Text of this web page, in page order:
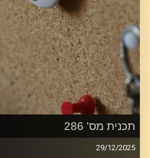
תכנית מס' 286
29/12/2025